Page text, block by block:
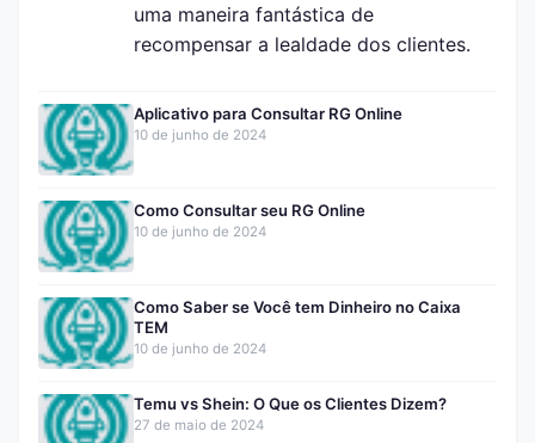
uma maneira fantástica de
recompensar a lealdade dos clientes.
Aplicativo para Consultar RG Online
10 de junho de 2024
Como Consultar seu RG Online
10 de junho de 2024
Como Saber se Você tem Dinheiro no Caixa
TEM
10 de junho de 2024
Temu vs Shein: O Que os Clientes Dizem?
27 de maio de 2024